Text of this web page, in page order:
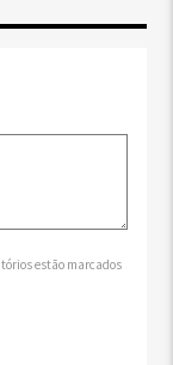
estão marcados